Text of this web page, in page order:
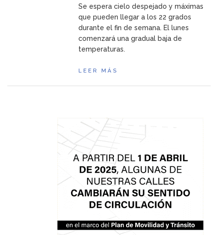
Se espera cielo despejado y máximas
que pueden llegar a los 22 grados
durante el fin de semana. El lunes
comenzará una gradual baja de
temperaturas.
LEER MÁS